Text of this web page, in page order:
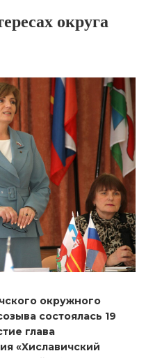
округа
окружного
состоялась 19
глава
«Хиславичский